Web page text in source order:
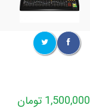
1,500,000 تومان